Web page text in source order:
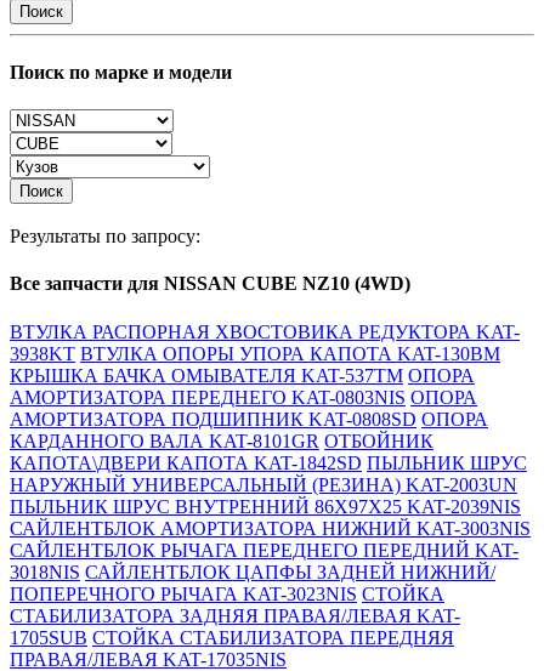
Поиск
Поиск по марке и модели
Поиск
Результаты по запросу:
Все запчасти для NISSAN CUBE NZ10 (4WD)
ВТУЛКА РАСПОРНАЯ ХВОСТОВИКА РЕДУКТОРА KAT-
3938KT ВТУЛКА ОПОРЫ УПОРА КАПОТА KAT-130BM
КРЫШКА БАЧКА ОМЫВАТЕЛЯ KAT-537TM ОПОРА
АМОРТИЗАТОРА ПЕРЕДНЕГО KAT-0803NIS ОПОРА
АМОРТИЗАТОРА ПОДШИПНИК KAT-0808SD ОПОРА
КАРДАННОГО ВАЛА KAT-8101GR ОТБОЙНИК
КАПОТА\ДВЕРИ КАПОТА KAT-1842SD ПЫЛЬНИК ШРУС
НАРУЖНЫЙ УНИВЕРСАЛЬНЫЙ (РЕЗИНА) KAT-2003UN
ПЫЛЬНИК ШРУС ВНУТРЕННИЙ 86X97X25 KAT-2039NIS
САЙЛЕНТБЛОК АМОРТИЗАТОРА НИЖНИЙ KAT-3003NIS
САЙЛЕНТБЛОК РЫЧАГА ПЕРЕДНЕГО ПЕРЕДНИЙ KAT-
3018NIS САЙЛЕНТБЛОК ЦАПФЫ ЗАДНЕЙ НИЖНИЙ/
ПОПЕРЕЧНОГО РЫЧАГА KAT-3023NIS СТОЙКА
СТАБИЛИЗАТОРА ЗАДНЯЯ ПРАВАЯ/ЛЕВАЯ KAT-
1705SUB СТОЙКА СТАБИЛИЗАТОРА ПЕРЕДНЯЯ
ПРАВАЯ/ЛЕВАЯ KAT-17035NIS